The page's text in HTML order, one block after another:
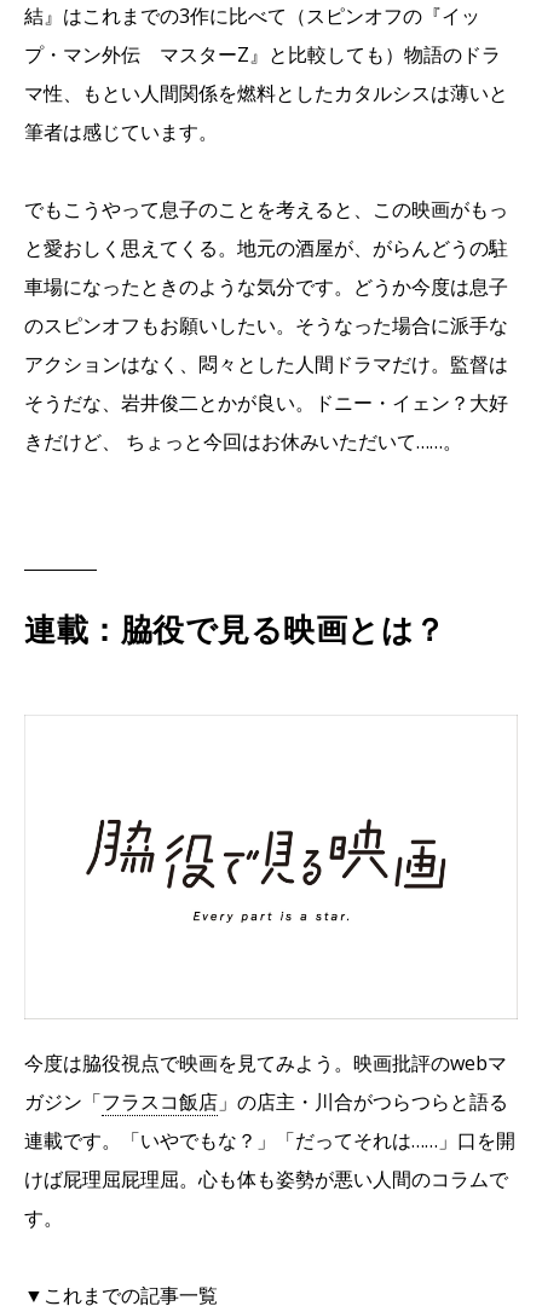
結』はこれまでの3作に比べて（スピンオフの『イッ
プ・マン外伝 マスターZ』と比較しても）物語のドラ
マ性、もとい人間関係を燃料としたカタルシスは薄いと
筆者は感じています。
でもこうやって息子のことを考えると、この映画がもっ
と愛おしく思えてくる。地元の酒屋が、がらんどうの駐
車場になったときのような気分です。どうか今度は息子
のスピンオフもお願いしたい。そうなった場合に派手な
アクションはなく、悶々とした人間ドラマだけ。監督は
そうだな、岩井俊二とかが良い。ドニー・イェン？大好
きだけど、 ちょっと今回はお休みいただいて……。
連載：脇役で見る映画とは？
今度は脇役視点で映画を見てみよう。映画批評のwebマ
ガジン「フラスコ飯店 」の店主・川合がつらつらと語る
連載です。「いやでもな？」「だってそれは……」口を開
けば屁理屈屁理屈。心も体も姿勢が悪い人間のコラムで
す。
▼これまでの記事一覧